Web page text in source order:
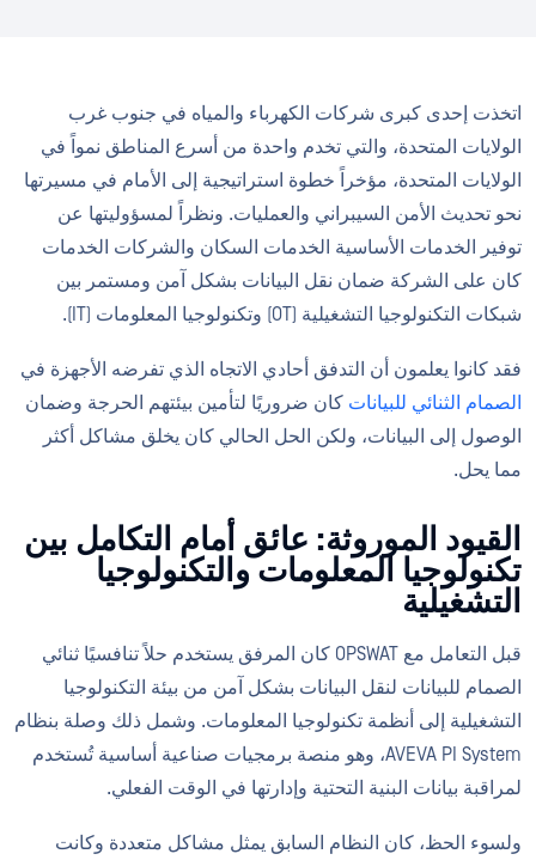
اتخذت إحدى كبرى شركات الكهرباء والمياه في جنوب غرب
الولايات المتحدة، والتي تخدم واحدة من أسرع المناطق نمواً في
الولايات المتحدة، مؤخراً خطوة استراتيجية إلى الأمام في مسيرتها
نحو تحديث الأمن السيبراني والعمليات. ونظراً لمسؤوليتها عن
توفير الخدمات الأساسية الخدمات السكان والشركات الخدمات
كان على الشركة ضمان نقل البيانات بشكل آمن ومستمر بين
شبكات التكنولوجيا التشغيلية (OT) وتكنولوجيا المعلومات (IT).
فقد كانوا يعلمون أن التدفق أحادي الاتجاه الذي تفرضه الأجهزة في
الصمام الثنائي للبيانات كان ضروريًا لتأمين بيئتهم الحرجة وضمان
الوصول إلى البيانات، ولكن الحل الحالي كان يخلق مشاكل أكثر
مما يحل.
القيود الموروثة: عائق أمام التكامل بين
تكنولوجيا المعلومات والتكنولوجيا
التشغيلية
قبل التعامل مع OPSWAT كان المرفق يستخدم حلاً تنافسيًا ثنائي
الصمام للبيانات لنقل البيانات بشكل آمن من بيئة التكنولوجيا
التشغيلية إلى أنظمة تكنولوجيا المعلومات. وشمل ذلك وصلة بنظام
AVEVA PI System، وهو منصة برمجيات صناعية أساسية تُستخدم
لمراقبة بيانات البنية التحتية وإدارتها في الوقت الفعلي.
ولسوء الحظ، كان النظام السابق يمثل مشاكل متعددة وكانت